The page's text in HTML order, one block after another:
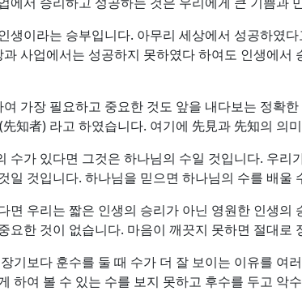
생이라는 승부입니다. 아무리 세상에서 성공하였
사업에서는 성공하지 못하였다 하여도 인생에
가장 필요하고 중요한 것도 앞을 내다보는 정확
知者) 라고 하였습니다. 여기에 先見과 先知의 의
수가 있다면 그것은 하나님의 수일 것입니다. 우
일 것입니다. 하나님을 믿으면 하나님의 수를 배울
면 우리는 짧은 인생의 승리가 아닌 영원한 인생
요한 것이 없습니다. 마음이 깨끗지 못하면 절대로
기보다 훈수를 둘 때 수가 더 잘 보이는 이유를 여
하여 볼 수 있는 수를 보지 못하고 후수를 두고 악